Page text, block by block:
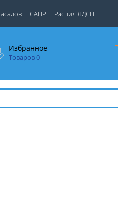
САПР Распил ЛДСП
Избранное
Товаров0